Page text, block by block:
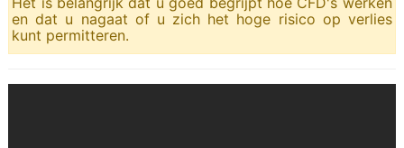
en dat u nagaat of u zich het hoge risico op verlies
kunt permitteren.